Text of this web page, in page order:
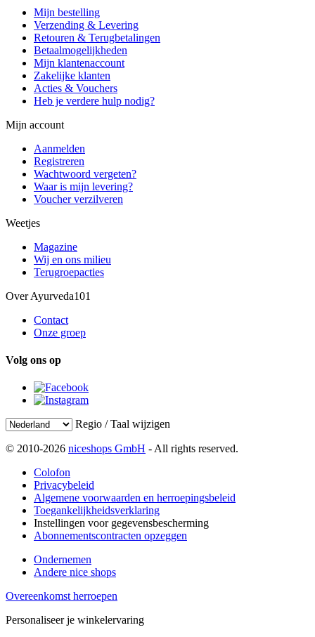
Mijn bestelling
Verzending & Levering
Retouren & Terugbetalingen
Betaalmogelijkheden
Mijn klantenaccount
Zakelijke klanten
Acties & Vouchers
Heb je verdere hulp nodig?
Mijn account
Aanmelden
Registreren
Wachtwoord vergeten?
Waar is mijn levering?
Voucher verzilveren
Weetjes
Magazine
Wij en ons milieu
Terugroepacties
Over Ayurveda101
Contact
Onze groep
Volg ons op
Regio / Taal wijzigen
© 2010-2026 niceshops GmbH - All rights reserved.
Colofon
Privacybeleid
Algemene voorwaarden en herroepingsbeleid
Toegankelijkheidsverklaring
Instellingen voor gegevensbescherming
Abonnementscontracten opzeggen
Ondernemen
Andere nice shops
Overeenkomst herroepen
Personaliseer je winkelervaring